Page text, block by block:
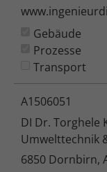
Gebäude
Prozesse
Transport
A1506051
DI Dr. Torghele
Umwelttechnik
6850 Dornbirn,